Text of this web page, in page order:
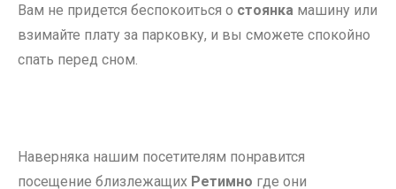
Вам не придется беспокоиться о стоянка машину или
взимайте плату за парковку, и вы сможете спокойно
спать перед сном.
Наверняка нашим посетителям понравится
посещение близлежащих Ретимно где они